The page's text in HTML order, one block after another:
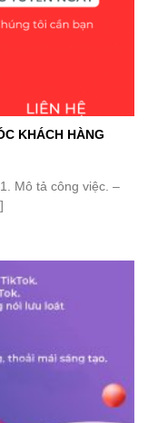
KHÁCH HÀNG
Mô tả công việc. –